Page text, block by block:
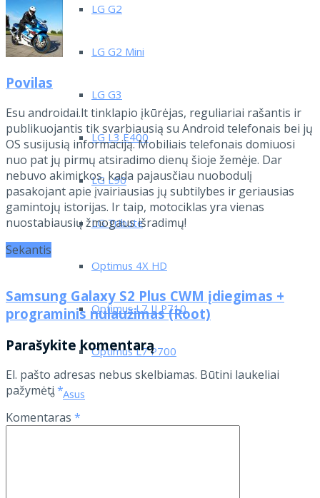
LG G2
LG G2 Mini
LG G3
LG L3 E400
LG L90
LG Tribute
Optimus 4X HD
Optimus L7 II P710
Optimus L7 P700
Asus
Povilas
Esu androidai.lt tinklapio įkūrėjas, reguliariai rašantis ir
publikuojantis tik svarbiausią su Android telefonais bei jų
OS susijusią informaciją. Mobiliais telefonais domiuosi
nuo pat jų pirmų atsiradimo dienų šioje žemėje. Dar
nebuvo akimirkos, kada pajausčiau nuobodulį
pasakojant apie įvairiausias jų subtilybes ir geriausias
gamintojų istorijas. Ir taip, motociklas yra vienas
nuostabiausių žmogaus išradimų!
Sekantis
Samsung Galaxy S2 Plus CWM įdiegimas +
programinis nulaužimas (Root)
Parašykite komentarą
El. pašto adresas nebus skelbiamas. Būtini laukeliai
pažymėti*
Komentaras *